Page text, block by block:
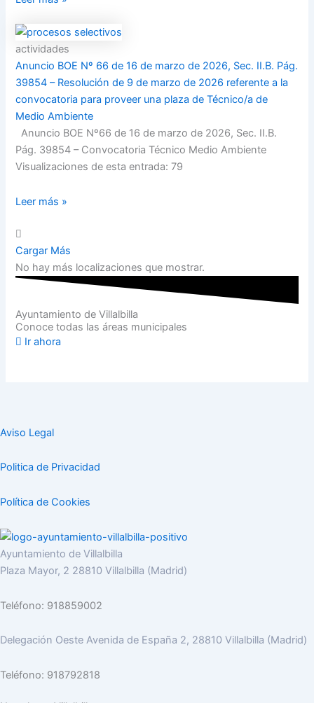
actividades
Anuncio BOE Nº 66 de 16 de marzo de 2026, Sec. II.B. Pág.
39854 – Resolución de 9 de marzo de 2026 referente a la
convocatoria para proveer una plaza de Técnico/a de
Medio Ambiente
Anuncio BOE Nº66 de 16 de marzo de 2026, Sec. II.B.
Pág. 39854 – Convocatoria Técnico Medio Ambiente
Visualizaciones de esta entrada: 79
Leer más »
Cargar Más
No hay más localizaciones que mostrar.
Ayuntamiento de Villalbilla
Conoce todas las áreas municipales
Ir ahora
Aviso Legal
Politica de Privacidad
Política de Cookies
Ayuntamiento de Villalbilla
Plaza Mayor, 2 28810 Villalbilla (Madrid)
Teléfono: 918859002
Delegación Oeste Avenida de España 2, 28810 Villalbilla (Madrid)
Teléfono: 918792818